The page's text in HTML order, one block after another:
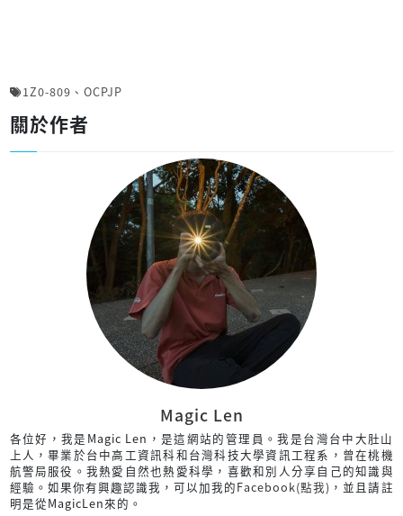
1Z0-809 、 OCPJP
關於作者
Magic Len
各位好，我是Magic Len，是這網站的管理員。我是台灣台中大肚山
上人，畢業於台中高工資訊科和台灣科技大學資訊工程系，曾在桃機
航警局服役。我熱愛自然也熱愛科學，喜歡和別人分享自己的知識與
經驗。如果你有興趣認識我，可以加我的Facebook(點我) ，並且請註
明是從MagicLen來的。